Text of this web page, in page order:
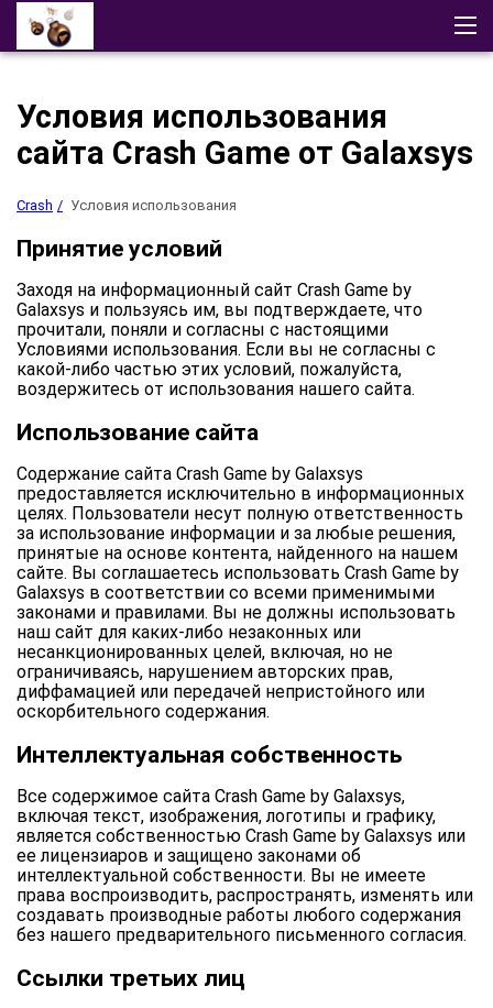
Другие Игры
Играть в казино
Условия использования
сайта Crash Game от Galaxsys
Crash Условия использования
Принятие условий
Заходя на информационный сайт Crash Game by
Galaxsys и пользуясь им, вы подтверждаете, что
прочитали, поняли и согласны с настоящими
Условиями использования. Если вы не согласны с
какой-либо частью этих условий, пожалуйста,
воздержитесь от использования нашего сайта.
Использование сайта
Содержание сайта Crash Game by Galaxsys
предоставляется исключительно в информационных
целях. Пользователи несут полную ответственность
за использование информации и за любые решения,
принятые на основе контента, найденного на нашем
сайте. Вы соглашаетесь использовать Crash Game by
Galaxsys в соответствии со всеми применимыми
законами и правилами. Вы не должны использовать
наш сайт для каких-либо незаконных или
несанкционированных целей, включая, но не
ограничиваясь, нарушением авторских прав,
диффамацией или передачей непристойного или
оскорбительного содержания.
Интеллектуальная собственность
Все содержимое сайта Crash Game by Galaxsys,
включая текст, изображения, логотипы и графику,
является собственностью Crash Game by Galaxsys или
ее лицензиаров и защищено законами об
интеллектуальной собственности. Вы не имеете
права воспроизводить, распространять, изменять или
создавать производные работы любого содержания
без нашего предварительного письменного согласия.
Ссылки третьих лиц